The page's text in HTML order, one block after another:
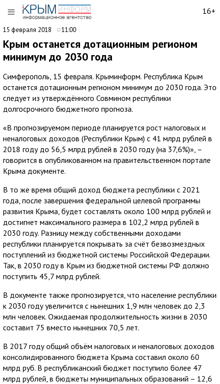
16+
15 февраля 2018 11:00
Крым останется дотационным регионом
минимум до 2030 года
Симферополь, 15 февраля. Крыминформ. Республика Крым
останется дотационным регионом минимум до 2030 года. Это
следует из утверждённого Совмином республики
долгосрочного бюджетного прогноза.
«В прогнозируемом периоде планируется рост налоговых и
неналоговых доходов (Республики Крым) с 41 млрд рублей в
2018 году до 56,5 млрд рублей в 2030 году (на 37,6%)», –
говорится в опубликованном на правительственном портале
Крыма документе.
В то же время общий доход бюджета республики с 2021
года, после завершения федеральной целевой программы
развития Крыма, будет составлять около 100 млрд рублей и
достигнет максимального размера в 102,2 млрд рублей в
2030 году. Разницу между собственными доходами
республики планируется покрывать за счёт безвозмездных
поступлений из бюджетной системы Российской Федерации.
Так, в 2030 году в Крым из бюджетной системы РФ должно
поступить 45,7 млрд рублей.
В документе также прогнозируется, что население республики
к 2030 году увеличится с нынешних 1,9 млн человек до 2,3
млн человек. Ожидаемая продолжительность жизни в 2030
составит 75 вместо нынешних 70,5 лет.
В 2017 году общий объём налоговых и неналоговых доходов
консолидированного бюджета Крыма составил около 60
млрд руб. В республиканский бюджет поступило более 47
млрд рублей, в бюджеты муниципальных образований – 12,6